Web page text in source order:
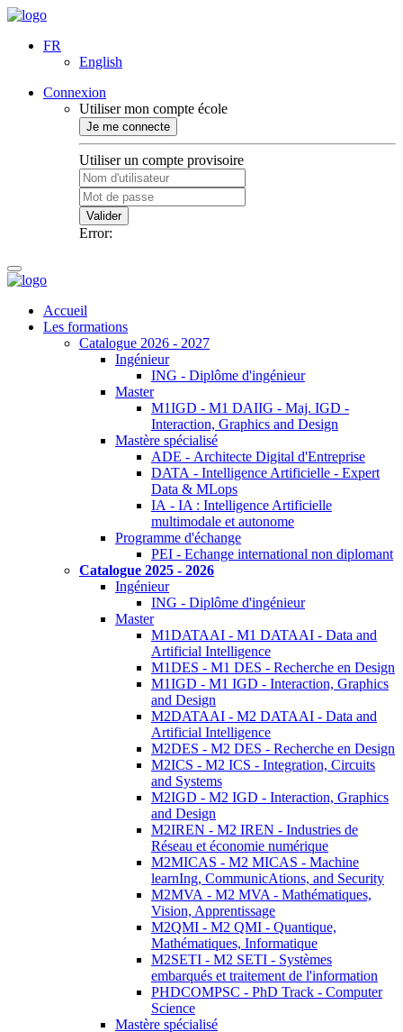
FR
English
Connexion
Utiliser mon compte école
Je me connecte
Utiliser un compte provisoire
Valider
Error:
Accueil
Les formations
Catalogue 2026 - 2027
Ingénieur
ING - Diplôme d'ingénieur
Master
M1IGD - M1 DAIIG - Maj. IGD -
Interaction, Graphics and Design
Mastère spécialisé
ADE - Architecte Digital d'Entreprise
DATA - Intelligence Artificielle - Expert
Data & MLops
IA - IA : Intelligence Artificielle
multimodale et autonome
Programme d'échange
PEI - Echange international non diplomant
Catalogue 2025 - 2026
Ingénieur
ING - Diplôme d'ingénieur
Master
M1DATAAI - M1 DATAAI - Data and
Artificial Intelligence
M1DES - M1 DES - Recherche en Design
M1IGD - M1 IGD - Interaction, Graphics
and Design
M2DATAAI - M2 DATAAI - Data and
Artificial Intelligence
M2DES - M2 DES - Recherche en Design
M2ICS - M2 ICS - Integration, Circuits
and Systems
M2IGD - M2 IGD - Interaction, Graphics
and Design
M2IREN - M2 IREN - Industries de
Réseau et économie numérique
M2MICAS - M2 MICAS - Machine
learnIng, CommunicAtions, and Security
M2MVA - M2 MVA - Mathématiques,
Vision, Apprentissage
M2QMI - M2 QMI - Quantique,
Mathématiques, Informatique
M2SETI - M2 SETI - Systèmes
embarqués et traitement de l'information
PHDCOMPSC - PhD Track - Computer
Science
Mastère spécialisé